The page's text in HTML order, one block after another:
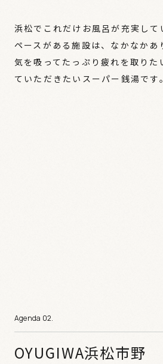
浜松でこれだけお風呂が充実して
ペースがある施設は、なかなかあ
気を吸ってたっぷり疲れを取りた
ていただきたいスーパー銭湯です。
OYUGIWA浜松市野